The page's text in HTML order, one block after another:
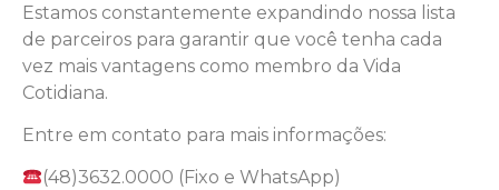
Estamos constantemente expandindo nossa lista
de parceiros para garantir que você tenha cada
vez mais vantagens como membro da Vida
Cotidiana.
Entre em contato para mais informações:
(48)3632.0000 (Fixo e WhatsApp)